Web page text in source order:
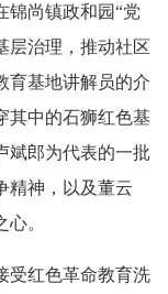
锦尚镇政和园“党
层治理，推动社区
育基地讲解员的介
其中的石狮红色基
斌郎为代表的一批
精神，以及董云
。
红色革命教育洗